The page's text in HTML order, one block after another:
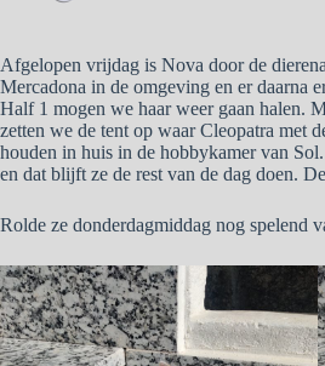
Afgelopen vrijdag is Nova door de
Mercadona in de omgeving en er daarna
Half 1 mogen we haar weer gaan halen.
zetten we de tent op waar Cleopatra met
houden in huis in de hobbykamer van
en dat blijft ze de rest van de dag doen.
Rolde ze donderdagmiddag nog spelend